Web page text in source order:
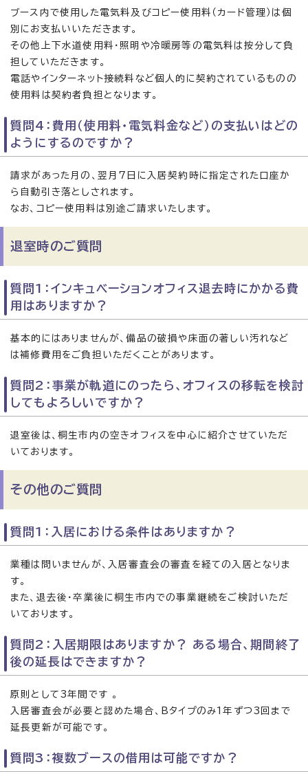
ブース内で使用した電気料及びコピー使用料（カード管理）は個
別にお支払いいただきます。
その他上下水道使用料・照明や冷暖房等の電気料は按分して負
担していただきます。
電話やインターネット接続料など個人的に契約されているものの
使用料は契約者負担となります。
質問4：費用（使用料・電気料金など）の支払いはどの
ようにするのですか？
請求があった月の、翌月7日に入居契約時に指定された口座か
ら自動引き落としされます。
なお、コピー使用料は別途ご請求いたします。
退室時のご質問
質問1：インキュベーションオフィス退去時にかかる費
用はありますか？
基本的にはありませんが、備品の破損や床面の著しい汚れなど
は補修費用をご負担いただくことがあります。
質問2：事業が軌道にのったら、オフィスの移転を検討
してもよろしいですか？
退室後は、桐生市内の空きオフィスを中心に紹介させていただ
いております。
その他のご質問
質問1：入居における条件はありますか？
業種は問いませんが、入居審査会の審査を経ての入居となりま
す。
また、退去後・卒業後に桐生市内での事業継続をご検討いただ
いております。
質問2：入居期限はありますか？ ある場合、期間終了
後の延長はできますか？
原則として3年間です 。
入居審査会が必要と認めた場合、Bタイプのみ1年ずつ3回まで
延長更新が可能です。
質問3：複数ブースの借用は可能ですか？